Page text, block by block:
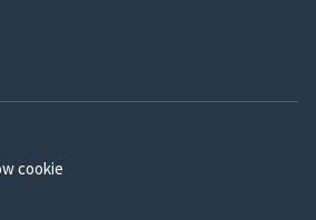
cookie